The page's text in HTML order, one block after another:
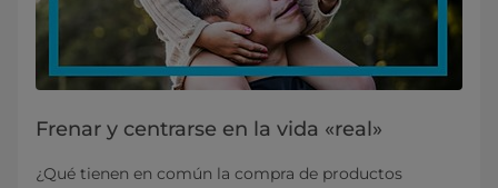
Frenar y centrarse en la vida «real»
¿Qué tienen en común la compra de productos